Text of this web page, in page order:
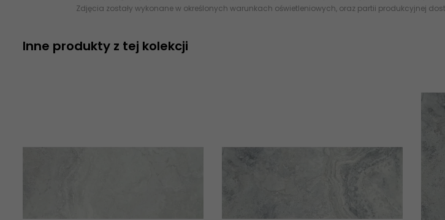
Zdjęcia zostały wykonane w określonych warunkach oświetleniowych, oraz partii produkcyjnej
Inne produkty z tej kolekcji